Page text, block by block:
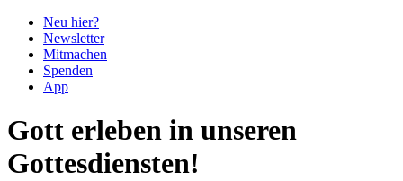
Neu hier?
Newsletter
Mitmachen
Spenden
App
Gott erleben in unseren
Gottesdiensten!